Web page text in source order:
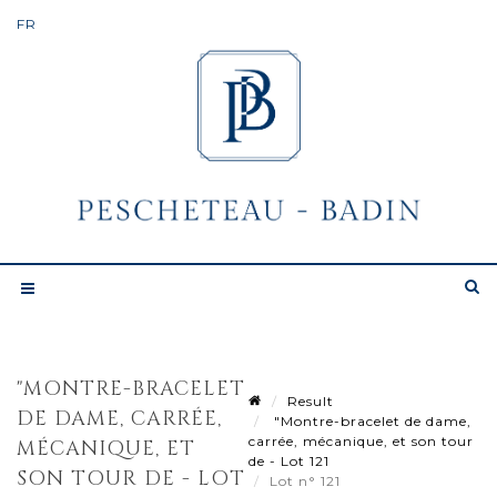
"MONTRE-BRACELET
DE DAME, CARRÉE,
MÉCANIQUE, ET
SON TOUR DE - LOT
Result
"Montre-bracelet de dame,
carrée, mécanique, et son tour
de - Lot 121
Lot n° 121